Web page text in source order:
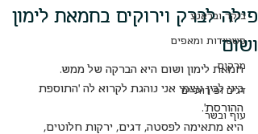
בוקר ובראנצ
פשטידות ומאפים
מרקים
דגים ופירות ים
עוף ובשר
פילה לברק וירוקים בחמאת לימון
ושום
חמאת לימון ושום היא הברקה של ממש.
ביני לבין עצמי אני נוהגת לקרוא לה 'התוספת
ההורסת'.
היא מתאימה לפסטה, דגים, ירקות חלוטים,